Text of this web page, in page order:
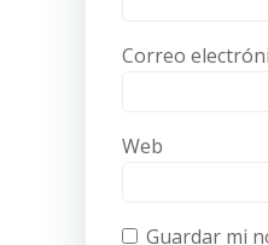
Correo
Web
Guardar mi